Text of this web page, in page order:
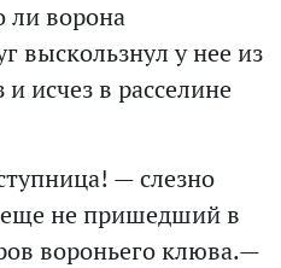
ворона
выскользнул у нее из
исчез в расселине
— слезно
еще не пришедший в
вороньего клюва.—